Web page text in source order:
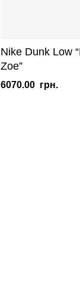
Nike Dunk Low
Zoe”
6070.00 грн.